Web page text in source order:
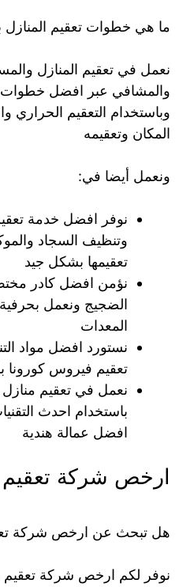
ما هي خطوات تعقيم المنازل
نعمل في تعقيم المنازل
والمشافي عبر افضل خطوات
وباستخدام التعقيم
المكان وتعقيمه
ونعمل أيضا في:
نوفر افضل خدمة
وتنظيف السجاد
تعقيمها بشكل جيد
نؤمن افضل كادر
الضجيج ونعمل
المعدات
نستورد افضل مواد
تعقيم فيروس
نعمل في تعقيم
باستخدام احدث
افضل عمالة هندية
ارخص شركة تعقيم
هل تبحث عن ارخص شركة
نوفر لكم ارخص شركة تعقيم